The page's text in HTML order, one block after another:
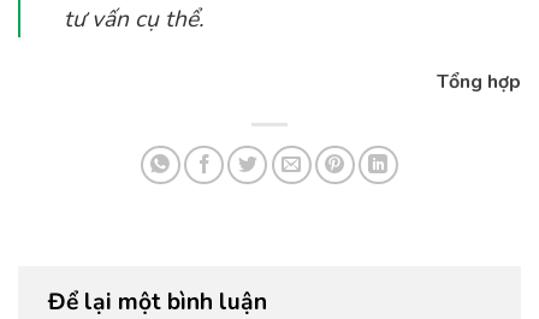
tư vấn cụ thể.
Tổng hợp
Để lại một bình luận